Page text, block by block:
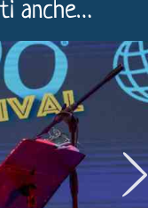
anche…